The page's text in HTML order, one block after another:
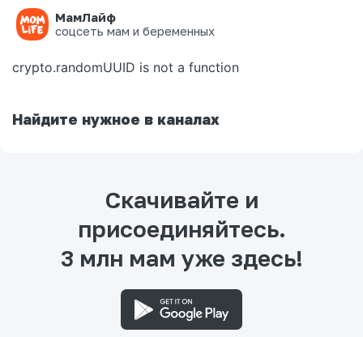
МамЛайф
соцсеть мам и беременных
Ошибка на странице
crypto.randomUUID is not a function
Найдите нужное в каналах
Скачивайте и
присоединяйтесь.
3 млн мам уже здесь!